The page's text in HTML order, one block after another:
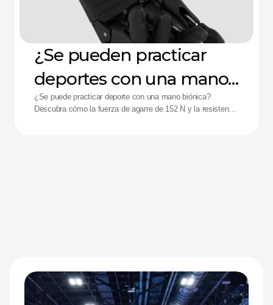
¿Se pueden practicar
deportes con una mano
biónica?
¿Se puede practicar deporte con una mano biónica?
Descubra cómo la fuerza de agarre de 152 N y la resistencia